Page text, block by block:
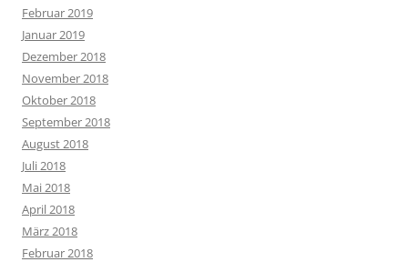
Februar 2019
Januar 2019
Dezember 2018
November 2018
Oktober 2018
September 2018
August 2018
Juli 2018
Mai 2018
April 2018
März 2018
Februar 2018